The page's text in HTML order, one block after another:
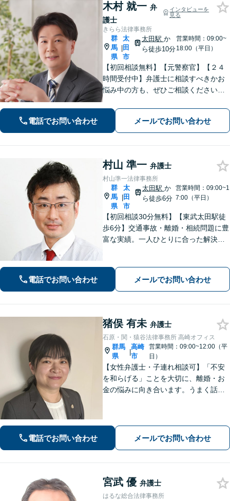
木村 就一 弁
護士
インタビューを
見る
きらら法律事務所
群
馬
県
|
太
田
市
太田駅 か
ら徒歩10分
営業時間：09:00~
18:00（平日）
【初回相談無料】【元警察官】【２４
時間受付中】弁護士に相談すべきかお
悩み中の方も、ぜひご相談ください
法務など】ご相談者さまに寄り添い、
きめ細やかな対応で、スピーディーに
最良の解決を目指します【土日・夜間
相談可能】。
電話でお問い合わせ メールでお問い合わせ
村山 準一 弁護士
村山準一法律事務所
群
馬
県
|
太
田
市
太田駅 か
ら徒歩6分
営業時間：09:00~1
7:00（平日）
【初回相談30分無料】【東武太田駅徒
歩6分】交通事故・離婚・相続問題に豊
富な実績。一人ひとりに合った解決方
もご相談ください。
電話でお問い合わせ メールでお問い合わせ
猪俣 有未 弁護士
石原・関・猿谷法律事務所 高崎オフィス
群馬
県
|
高崎
市
営業時間：09:00~12:00（平
日）
【女性弁護士・子連れ相談可】「不安
を和らげる」ことを大切に、離婚・お
金の悩みに向き合います。うまく話せ
電話でお問い合わせ メールでお問い合わせ
宮武 優 弁護士
はるな総合法律事務所